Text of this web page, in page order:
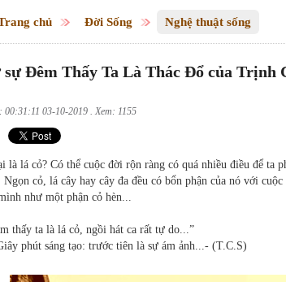
chủ Đời Sống Nghệ thuật sống
Đêm Thấy Ta Là Thác Đổ của Trịnh
00:31:11 03-10-2019 . Xem: 1155
là lá cỏ? Có thể cuộc đời rộn ràng có quá nhiều điều để
Ngọn cỏ, lá cây hay cây đa đều có bổn phận của nó với
như một phận cỏ hèn...
thấy ta là lá cỏ, ngồi hát ca rất tự do...”
phút sáng tạo: trước tiên là sự ám ảnh...- (T.C.S)